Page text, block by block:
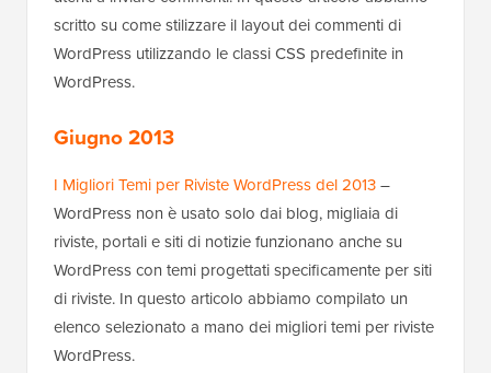
scritto su come stilizzare il layout dei commenti di
WordPress utilizzando le classi CSS predefinite in
WordPress.
Giugno 2013
I Migliori Temi per Riviste WordPress del 2013–
WordPress non è usato solo dai blog, migliaia di
riviste, portali e siti di notizie funzionano anche su
WordPress con temi progettati specificamente per siti
di riviste. In questo articolo abbiamo compilato un
elenco selezionato a mano dei migliori temi per riviste
WordPress.